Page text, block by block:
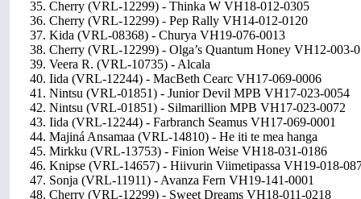
35. Cherry (VRL-12299) - Thinka W VH18-012-0305
36. Cherry (VRL-12299) - Pep Rally VH14-012-0120
37. Kida (VRL-08368) - Churya VH19-076-0013
38. Cherry (VRL-12299) - Olga’s Quantum Honey VH12-003-
39. Veera R. (VRL-10735) - Alcala
40. Iida (VRL-12244) - MacBeth Cearc VH17-069-0006
41. Nintsu (VRL-01851) - Junior Devil MPB VH17-023-0054
42. Nintsu (VRL-01851) - Silmarillion MPB VH17-023-0072
43. Iida (VRL-12244) - Farbranch Seamus VH17-069-0001
44. Majiná Ansamaa (VRL-14810) - He iti te mea hanga
45. Mirkku (VRL-13753) - Finion Weise VH18-031-0186
46. Knipse (VRL-14657) - Hiivurin Viimetipassa VH19-018-
47. Sonja (VRL-11911) - Avanza Fern VH19-141-0001
48. Cherry (VRL-12299) - Sweet Dreams VH18-011-0218